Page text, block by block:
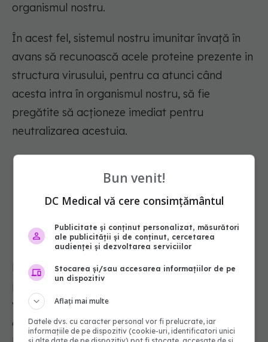
organismul nostru.
În acest fel, sistemul nostru imunitar învață în
avans să recunoască acele proteine prezente in
structura virusului, pentru ca atunci când
acesta intra în organismul nostru, să fie
pregătite să acționeze imediat pentru
neutralizarea acestuia.
Dacă mă vaccinez, mai trebuie să
respect măsurile de protecție?
DA, este foarte important să continuăm să
purtăm mască, pentru că, pe de-o parte,
vaccinurile au o rată de succes de cca 95%, pe
de altă parte, încă nu știm exact pentru câte
Bun venit!
DC Medical vă cere consimțământul
Publicitate și conținut personalizat, măsurători
ale publicității și de conținut, cercetarea
audienței și dezvoltarea serviciilor
Stocarea și/sau accesarea informațiilor de pe
un dispozitiv
Aflați mai multe
Datele dvs. cu caracter personal vor fi prelucrate, iar
informațiile de pe dispozitiv (cookie-uri, identificatori unici